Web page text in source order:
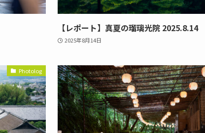
【レポート】真夏の瑠璃光院 2025.8.14
2025年8月14日
Photolog